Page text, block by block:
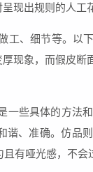
现出规则的人工
、细节等。以
现象，而假皮
些具体的方法
、准确。仿品
有哑光感，不会